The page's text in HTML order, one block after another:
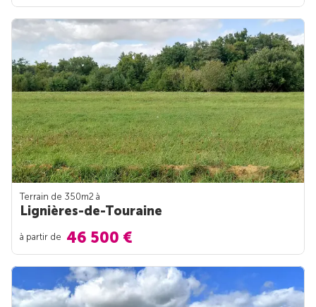
Terrain de 350m2 à
Lignières-de-Touraine
à partir de 46 500 €